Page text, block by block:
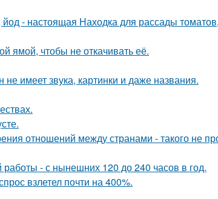
- настоящая Находка для рассады
ямой, чтобы не откачивать её.
имеет звука, картинки и даже названия.
отношений между странами - такого не
- с нынешних 120 до 240 часов в год.
взлетел почти на 400%.